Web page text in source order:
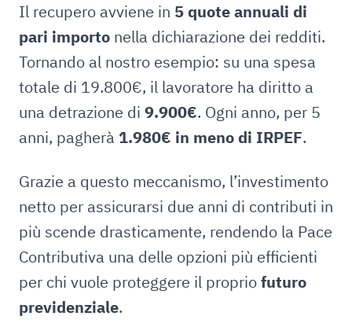
Il recupero avviene in 5 quote annuali di
pari importo nella dichiarazione dei redditi.
Tornando al nostro esempio: su una spesa
totale di 19.800€, il lavoratore ha diritto a
una detrazione di 9.900€. Ogni anno, per 5
anni, pagherà 1.980€ in meno di IRPEF.
Grazie a questo meccanismo, l’investimento
netto per assicurarsi due anni di contributi in
più scende drasticamente, rendendo la Pace
Contributiva una delle opzioni più efficienti
per chi vuole proteggere il propriofuturo
previdenziale.